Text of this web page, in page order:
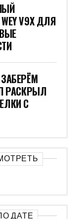
V9X ДЛЯ
РАСКРЫЛ
С
ДАТЕ